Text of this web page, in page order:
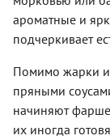
ароматные и
подчеркивает
Помимо жарки и
пряными
начиняют
их иногда